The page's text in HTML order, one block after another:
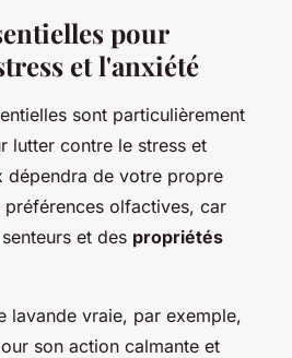
pour
et l'anxiété
sont particulièrement
lutter contre le stress et
dépendra de votre propre
olfactives, car
et des propriétés
lavande vraie, par exemple,
son action calmante et